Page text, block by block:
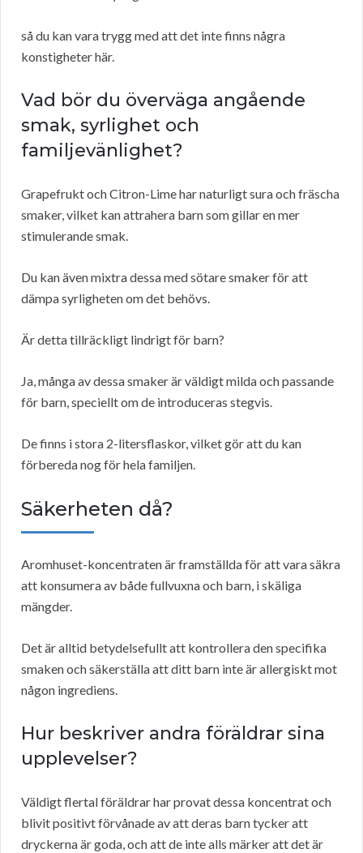
så du kan vara trygg med att det inte finns några
konstigheter här.
Vad bör du överväga angående
smak, syrlighet och
familjevänlighet?
Grapefrukt och Citron-Lime har naturligt sura och fräscha
smaker, vilket kan attrahera barn som gillar en mer
stimulerande smak.
Du kan även mixtra dessa med sötare smaker för att
dämpa syrligheten om det behövs.
Är detta tillräckligt lindrigt för barn?
Ja, många av dessa smaker är väldigt milda och passande
för barn, speciellt om de introduceras stegvis.
De finns i stora 2-litersflaskor, vilket gör att du kan
förbereda nog för hela familjen.
Säkerheten då?
Aromhuset-koncentraten är framställda för att vara säkra
att konsumera av både fullvuxna och barn, i skäliga
mängder.
Det är alltid betydelsefullt att kontrollera den specifika
smaken och säkerställa att ditt barn inte är allergiskt mot
någon ingrediens.
Hur beskriver andra föräldrar sina
upplevelser?
Väldigt flertal föräldrar har provat dessa koncentrat och
blivit positivt förvånade av att deras barn tycker att
dryckerna är goda, och att de inte alls märker att det är